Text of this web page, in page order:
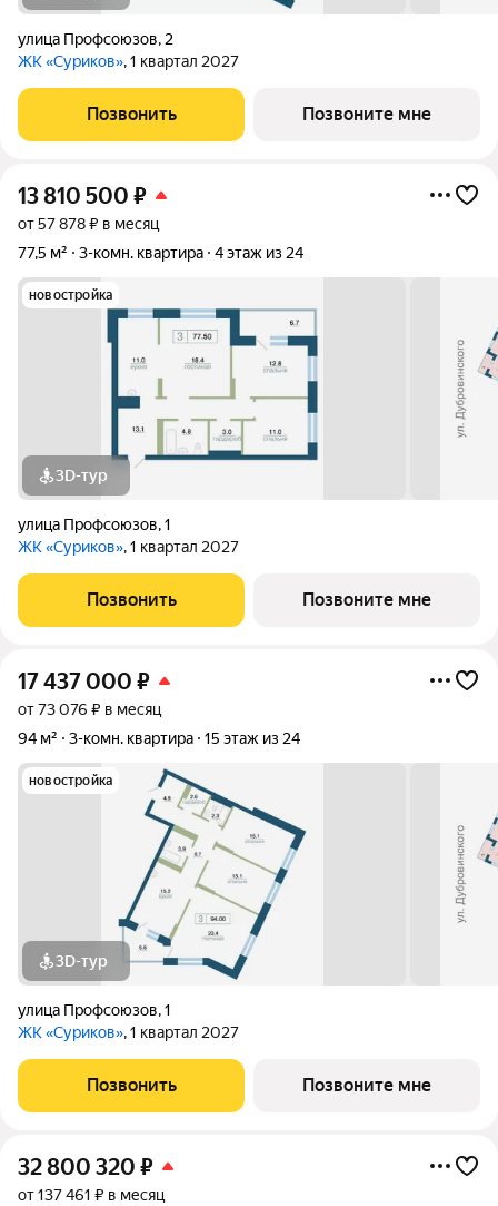
улица Профсоюзов, 2
ЖК «Суриков», 1 квартал 2027
Позвонить Позвоните мне
13 810 500 ₽
от 57 878 ₽ в месяц
77,5 м²
3-комн. квартира 4 этаж из 24
новостройка
3D-тур
улица Профсоюзов,1
ЖК «Суриков», 1 квартал 2027
Позвонить Позвоните мне
17 437 000 ₽
от 73 076 ₽ в месяц
94 м²
3-комн. квартира 15 этаж из 24
новостройка
3D-тур
улица Профсоюзов,1
ЖК «Суриков», 1 квартал 2027
Позвонить Позвоните мне
32 800 320 ₽
от 137 461 ₽ в месяц